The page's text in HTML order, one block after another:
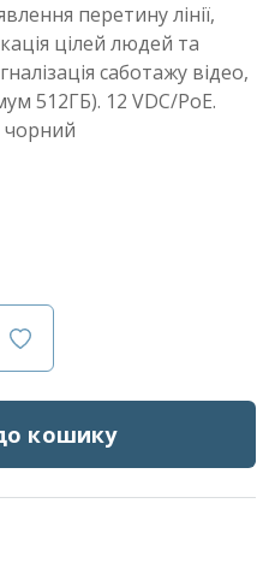
перетину лінії,
цілей людей та
саботажу відео,
512ГБ). 12 VDC/PoE.
чорний
кошику